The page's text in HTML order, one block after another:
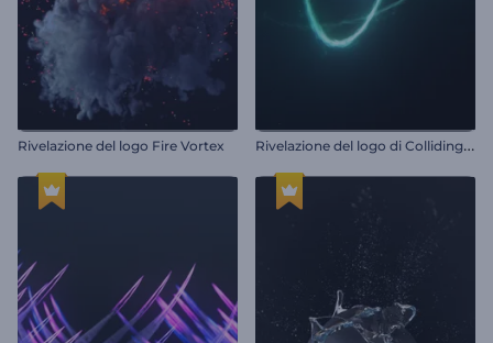
Rivelazione del logo Fire Vortex R
ivelazione del logo di Colliding Particles